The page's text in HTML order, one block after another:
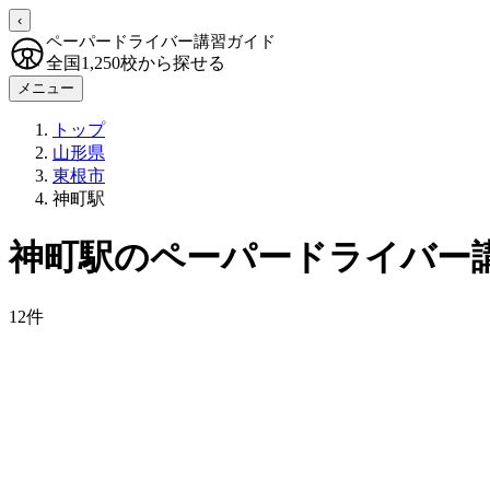
‹
ペーパードライバー講習ガイド
全国1,250校から探せる
メニュー
トップ
山形県
東根市
神町駅
神町駅のペーパードライバー
12件